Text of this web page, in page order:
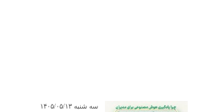
سه شنبه ۱۴۰۵/۰۵/۱۳